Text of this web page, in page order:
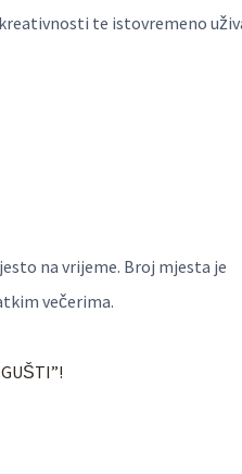
te istovremeno
na vrijeme. Broj mjesta je
večerima.